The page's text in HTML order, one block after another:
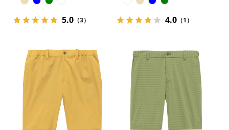
5.0 （3） 4.0（1）